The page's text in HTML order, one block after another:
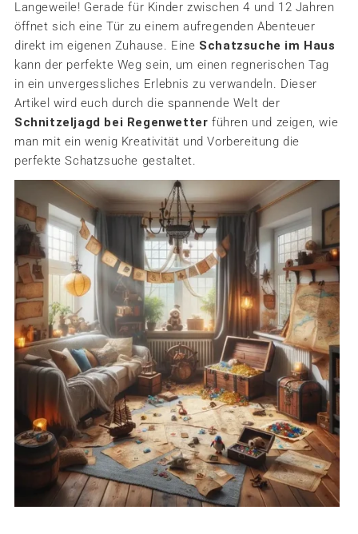
Langeweile! Gerade für Kinder zwischen 4 und 12 Jahren
öffnet sich eine Tür zu einem aufregenden Abenteuer
direkt im eigenen Zuhause. Eine Schatzsuche im Haus
kann der perfekte Weg sein, um einen regnerischen Tag
in ein unvergessliches Erlebnis zu verwandeln. Dieser
Artikel wird euch durch die spannende Welt der
Schnitzeljagd bei Regenwetter führen und zeigen, wie
man mit ein wenig Kreativität und Vorbereitung die
perfekte Schatzsuche gestaltet.